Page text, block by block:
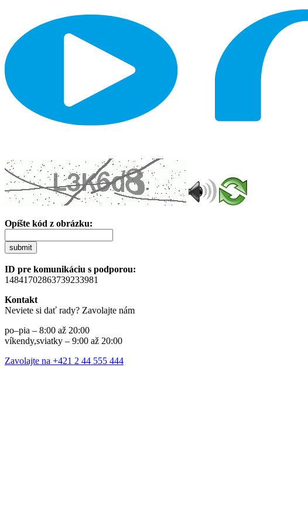
Opíšte kód z obrázku:
submit
ID pre komunikáciu s podporou:
14841702863739233981
Kontakt
Neviete si dať rady? Zavolajte nám
po–pia – 8:00 až 20:00
víkendy,sviatky – 9:00 až 20:00
Zavolajte na +421 2 44 555 444